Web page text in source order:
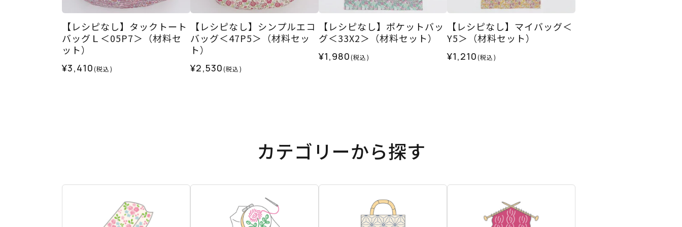
【レシピなし】タックトート
バッグＬ＜05P7＞（材料セ
ット）
¥3,410(税込)
【レシピなし】シンプルエコ
バッグ＜47P5＞（材料セッ
ト）
¥2,530(税込)
【レシピなし】ポケットバッ
グ＜33X2＞（材料セット）
¥1,980(税込)
【レシピなし】マイバッグ＜
Y5＞（材料セット）
¥1,210(税込)
カテゴリーから探す